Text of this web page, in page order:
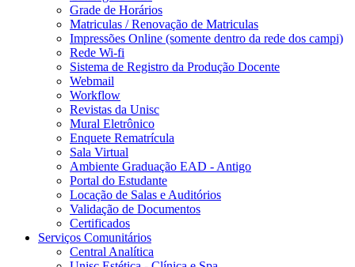
Grade de Horários
Matriculas / Renovação de Matriculas
Impressões Online (somente dentro da rede dos campi)
Rede Wi-fi
Sistema de Registro da Produção Docente
Webmail
Workflow
Revistas da Unisc
Mural Eletrônico
Enquete Rematrícula
Sala Virtual
Ambiente Graduação EAD - Antigo
Portal do Estudante
Locação de Salas e Auditórios
Validação de Documentos
Certificados
Serviços Comunitários
Central Analítica